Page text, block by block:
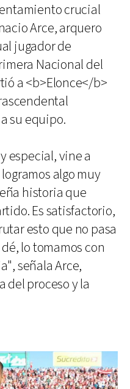
crucial
Arce, arquero
jugador de
Nacional del
a <b>Elonce</b>
su equipo.
especial, vine a
algo muy
historia que
Es satisfactorio,
esto que no pasa
lo tomamos con
señala Arce,
del proceso y la